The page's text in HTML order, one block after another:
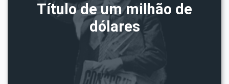
Título de um milhão de
dólares